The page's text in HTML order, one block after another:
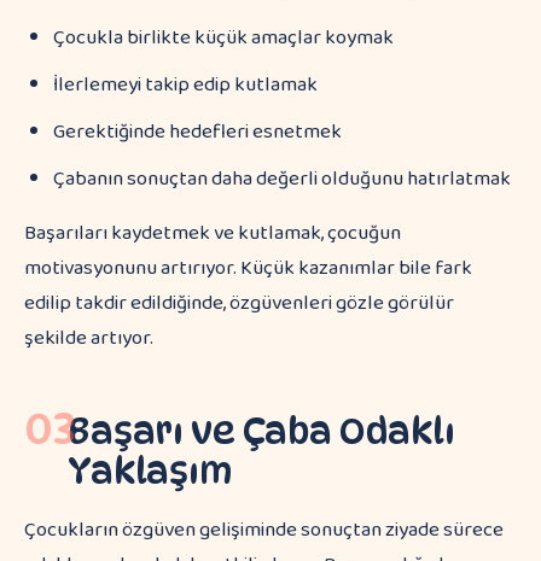
Çocukla birlikte küçük amaçlar koymak
İlerlemeyi takip edip kutlamak
Gerektiğinde hedefleri esnetmek
Çabanın sonuçtan daha değerli olduğunu hatırlatmak
Başarıları kaydetmek ve kutlamak, çocuğun
motivasyonunu artırıyor. Küçük kazanımlar bile fark
edilip takdir edildiğinde, özgüvenleri gözle görülür
şekilde artıyor.
03Başarı ve Çaba Odaklı
Yaklaşım
Çocukların özgüven gelişiminde sonuçtan ziyade sürece